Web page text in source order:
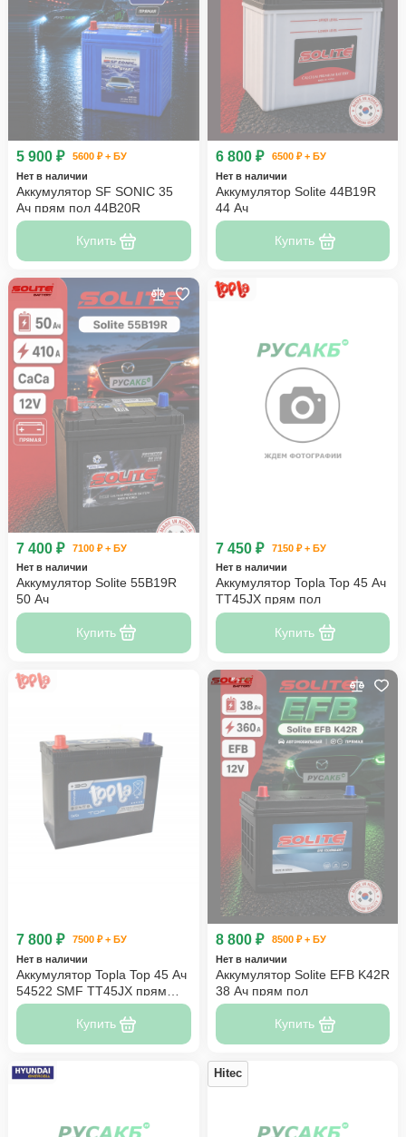
5 900 ₽
5600 ₽ + БУ
Нет в наличии
Аккумулятор SF SONIC 35
Ач прям пол 44B20R
Купить
6 800 ₽
6500 ₽ + БУ
Нет в наличии
Аккумулятор Solite 44B19R
44 Ач
Купить
7 400 ₽
7100 ₽ + БУ
Нет в наличии
Аккумулятор Solite 55B19R
50 Ач
Купить
7 450 ₽
7150 ₽ + БУ
Нет в наличии
Аккумулятор Topla Top 45 Ач
TT45JX прям пол
Купить
7 800 ₽
7500 ₽ + БУ
Нет в наличии
Аккумулятор Topla Top 45 Ач
54522 SMF TT45JX прям
пол
Купить
8 800 ₽
8500 ₽ + БУ
Нет в наличии
Аккумулятор Solite EFB K42R
38 Ач прям пол
Купить
Hitec